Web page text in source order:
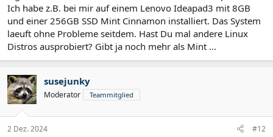
Ich habe z.B. bei mir auf einem Lenovo Ideapad3 mit 8GB
und einer 256GB SSD Mint Cinnamon installiert. Das System
laeuft ohne Probleme seitdem. Hast Du mal andere Linux
Distros ausprobiert? Gibt ja noch mehr als Mint ...
susejunky
Moderator Teammitglied
2 Dez. 2024 #12